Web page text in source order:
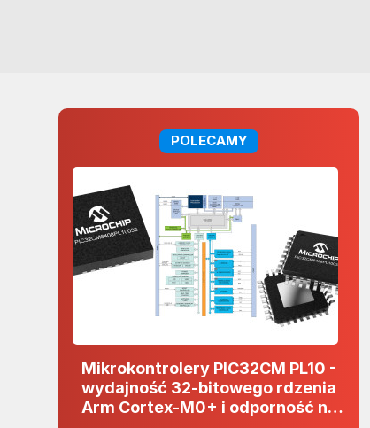
POLECAMY
Mikrokontrolery PIC32CM PL10 -
wydajność 32-bitowego rdzenia
Arm Cortex-M0+ i odporność na